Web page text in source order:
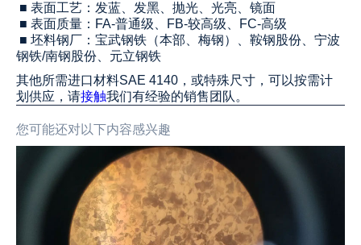
■ 表面工艺：发蓝、发黑、抛光、光亮、镜面
■ 表面质量：FA-普通级、FB-较高级、FC-高级
■ 坯料钢厂：宝武钢铁（本部、梅钢）、鞍钢股份、宁波
钢铁/南钢股份、元立钢铁
其他所需进口材料SAE 4140 ，或特殊尺寸，可以按需计
划供应，请接触我们有经验的销售团队。
您可能还对以下内容感兴趣